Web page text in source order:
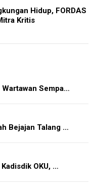
Hidup, FORDAS
Kritis
Sempa…
Bejajan Talang …
OKU, …